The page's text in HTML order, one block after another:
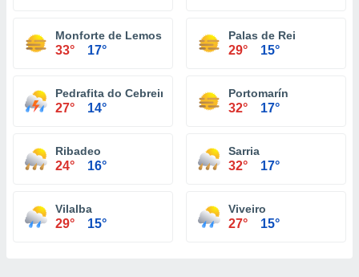
Monforte de Lemos
33° 17°
Palas de Rei
29° 15°
Pedrafita do Cebreiro
27° 14°
Portomarín
32° 17°
Ribadeo
24° 16°
Sarria
32° 17°
Vilalba
29° 15°
Viveiro
27° 15°